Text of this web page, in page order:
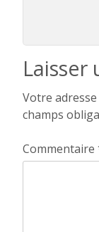
Laisser
Votre
champs
Commentaire